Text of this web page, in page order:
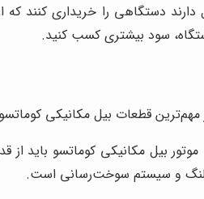
دستگاهی را خریداری کنند
سود بیشتری کسب کنید.
قطعات بیل مکانیکی
بیل مکانیکی کوماتسو باید از
لنگ و سیستم سوخت‌رسانی است.